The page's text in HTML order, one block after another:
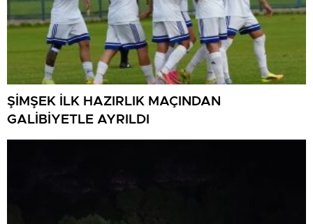
ŞİMŞEK İLK HAZIRLIK MAÇINDAN
GALİBİYETLE AYRILDI